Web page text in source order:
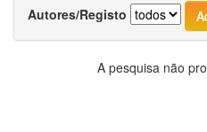
Autores/Registo
A pesquisa não